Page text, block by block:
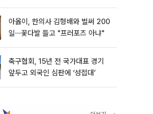
아옳이, 한의사 김형배와 벌써 200
일⋯꽃다발 들고 "프러포즈 아냐"
축구협회, 15년 전 국가대표 경기
앞두고 외국인 심판에 ‘성접대’